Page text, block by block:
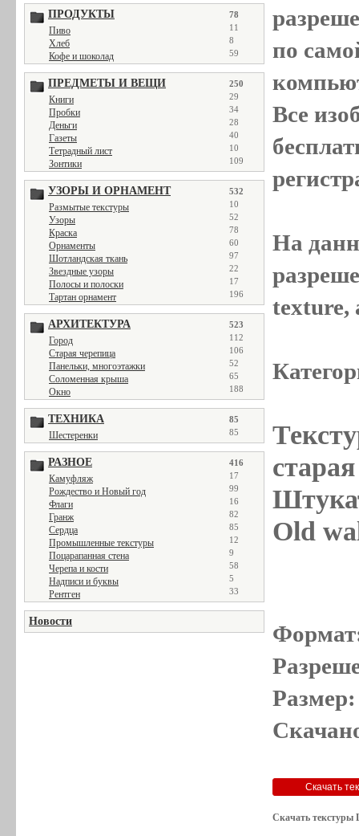
ПРОДУКТЫ 78
Пиво 11
Хлеб 8
Кофе и шоколад 59
ПРЕДМЕТЫ И ВЕЩИ 250
Книги 29
Пробки 34
Деньги 28
Газеты 40
Тетрадный лист 10
Зонтики 109
УЗОРЫ И ОРНАМЕНТ 532
Размытые текстуры 10
Узоры 52
Краска 78
Орнаменты 60
Шотландская ткань 97
Звездные узоры 22
Полосы и полоски 17
Тартан орнамент 196
АРХИТЕКТУРА 523
Город 112
Старая черепица 106
Панельки, многоэтажки 52
Соломенная крыша 65
Окно 188
ТЕХНИКА 85
Шестеренки 85
РАЗНОЕ 416
Камуфляж 17
Рождество и Новый год 99
Флаги 16
Гранж 82
Сердца 85
Промышленные текстуры 12
Поцарапанная стена 9
Черепа и кости 58
Надписи и буквы 5
Рентген 33
Новости
по
Все
На
texture,
Old
Скачать текстуры